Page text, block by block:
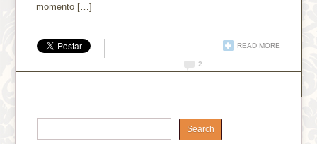
momento […]
READ MORE
2